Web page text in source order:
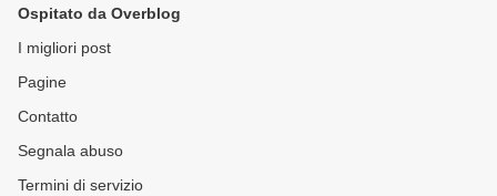
Ospitato da Overblog
I migliori post
Pagine
Contatto
Segnala abuso
Termini di servizio